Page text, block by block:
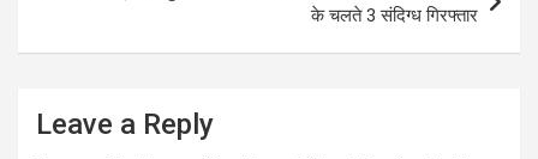
के चलते 3 संदिग्ध गिरफ्तार
Leave a Reply